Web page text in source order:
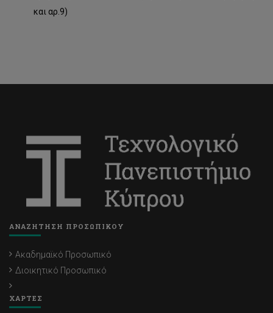
και αρ.9)
ΑΝΑΖΗΤΗΣΗ ΠΡΟΣΩΠΙΚΟΥ
Ακαδημαϊκό Προσωπικό
Διοικητικό Προσωπικό
ΧΑΡΤΕΣ